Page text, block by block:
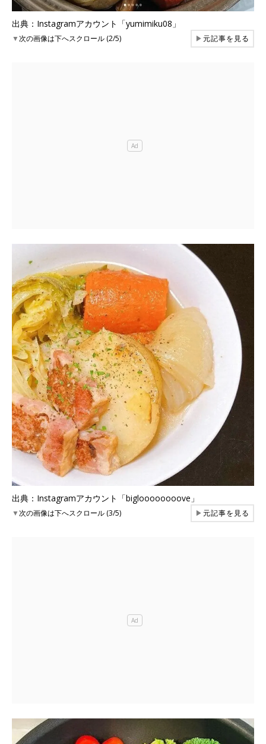
出典：Instagramアカウント「yumimiku08」
▼次の画像は下へスクロール (2/5) ▶元記事を見る
出典：Instagramアカウント「bigloooooooove」
▼次の画像は下へスクロール (3/5) ▶元記事を見る